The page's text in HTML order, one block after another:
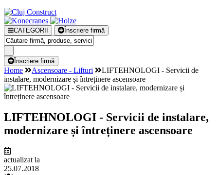
CATEGORII Înscriere firmă
Înscriere firmă
Home Ascensoare - Lifturi
LIFTEHNOLOGI - Servicii de
instalare, modernizare și întreținere ascensoare
LIFTEHNOLOGI - Servicii de instalare,
modernizare și întreținere ascensoare
actualizat la
25.07.2018